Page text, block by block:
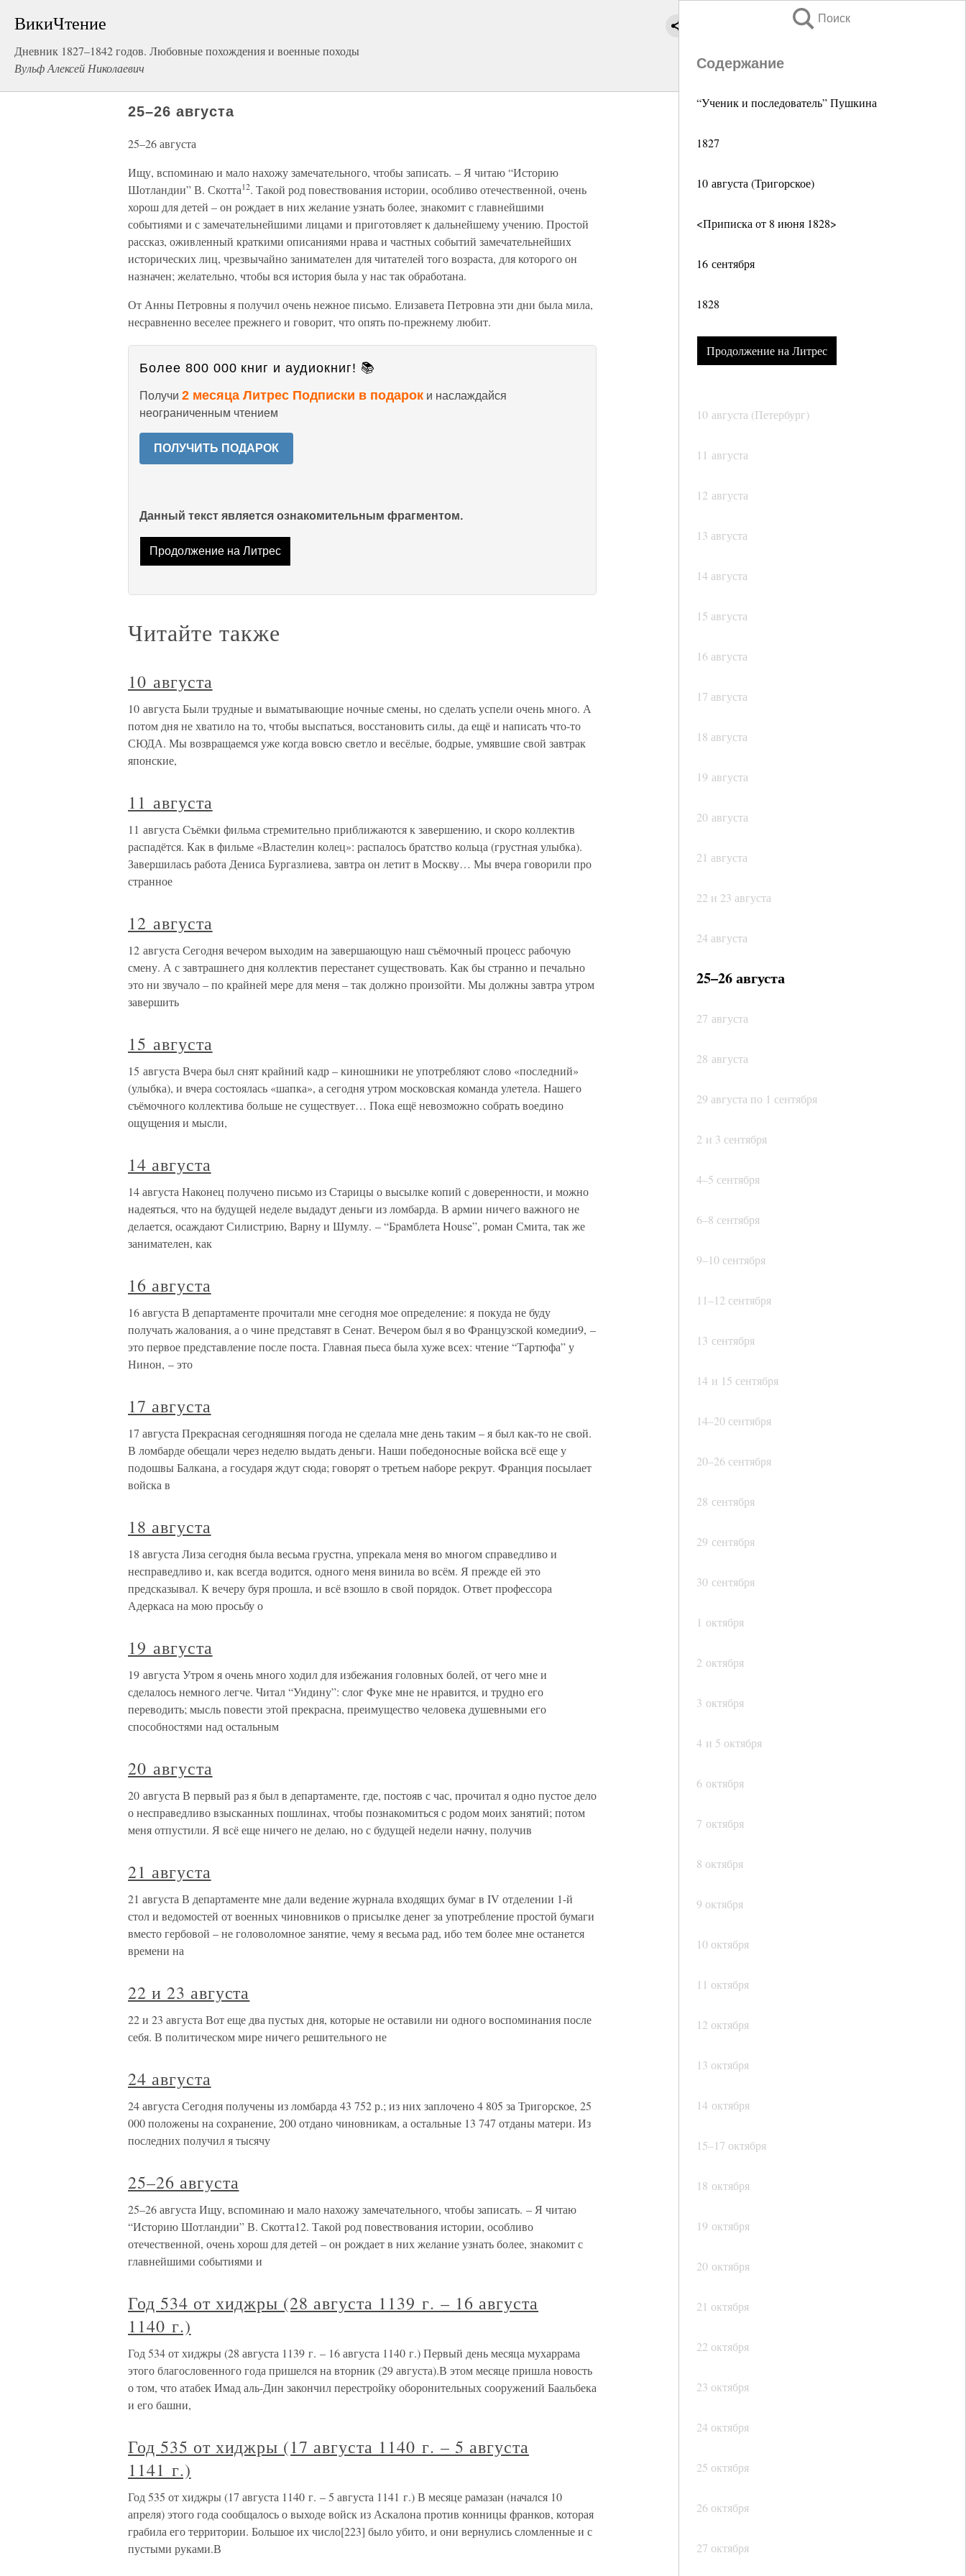
ВикиЧтение
Дневник 1827–1842 годов. Любовные похождения и военные походы
Вульф Алексей Николаевич
Поиск
Содержание
“Ученик и последователь” Пушкина
1827
10 августа (Тригорское)
<Приписка от 8 июня 1828>
16 сентября
1828
Продолжение на Литрес
10 августа (Петербург)
11 августа
12 августа
13 августа
14 августа
15 августа
16 августа
17 августа
18 августа
19 августа
20 августа
21 августа
22 и 23 августа
24 августа
25–26 августа
27 августа
28 августа
29 августа по 1 сентября
2 и 3 сентября
4–5 сентября
6–8 сентября
9–10 сентября
11–12 сентября
13 сентября
14 и 15 сентября
14–20 сентября
20–26 сентября
28 сентября
29 сентября
30 сентября
1 октября
2 октября
3 октября
4 и 5 октября
6 октября
7 октября
8 октября
9 октября
10 октября
11 октября
12 октября
13 октября
14 октября
15–17 октября
18 октября
19 октября
20 октября
21 октября
22 октября
23 октября
24 октября
25 октября
26 октября
27 октября
25–26 августа
25–26 августа
Ищу, вспоминаю и мало нахожу замечательного, чтобы записать. – Я читаю “Историю
Шотландии” В. Скотта12. Такой род повествования истории, особливо отечественной, очень
хорош для детей – он рождает в них желание узнать более, знакомит с главнейшими
событиями и с замечательнейшими лицами и приготовляет к дальнейшему учению. Простой
рассказ, оживленный краткими описаниями нрава и частных событий замечательнейших
исторических лиц, чрезвычайно занимателен для читателей того возраста, для которого он
назначен; желательно, чтобы вся история была у нас так обработана.
От Анны Петровны я получил очень нежное письмо. Елизавета Петровна эти дни была мила,
несравненно веселее прежнего и говорит, что опять по-прежнему любит.
Более 800 000 книг и аудиокниг! 📚
Получи 2 месяца Литрес Подписки в подарок и наслаждайся
неограниченным чтением
ПОЛУЧИТЬ ПОДАРОК
Данный текст является ознакомительным фрагментом.
Продолжение на Литрес
Читайте также
10 августа
10 августа Были трудные и выматывающие ночные смены, но сделать успели очень много. А
потом дня не хватило на то, чтобы выспаться, восстановить силы, да ещё и написать что-то
СЮДА. Мы возвращаемся уже когда вовсю светло и весёлые, бодрые, умявшие свой завтрак
японские,
11 августа
11 августа Съёмки фильма стремительно приближаются к завершению, и скоро коллектив
распадётся. Как в фильме «Властелин колец»: распалось братство кольца (грустная улыбка).
Завершилась работа Дениса Бургазлиева, завтра он летит в Москву… Мы вчера говорили про
странное
12 августа
12 августа Сегодня вечером выходим на завершающую наш съёмочный процесс рабочую
смену. А с завтрашнего дня коллектив перестанет существовать. Как бы странно и печально
это ни звучало – по крайней мере для меня – так должно произойти. Мы должны завтра утром
завершить
15 августа
15 августа Вчера был снят крайний кадр – киношники не употребляют слово «последний»
(улыбка), и вчера состоялась «шапка», а сегодня утром московская команда улетела. Нашего
съёмочного коллектива больше не существует… Пока ещё невозможно собрать воедино
ощущения и мысли,
14 августа
14 августа Наконец получено письмо из Старицы о высылке копий с доверенности, и можно
надеяться, что на будущей неделе выдадут деньги из ломбарда. В армии ничего важного не
делается, осаждают Силистрию, Варну и Шумлу. – “Брамблета House”, роман Смита, так же
занимателен, как
16 августа
16 августа В департаменте прочитали мне сегодня мое определение: я покуда не буду
получать жалования, а о чине представят в Сенат. Вечером был я во Французской комедии9, –
это первое представление после поста. Главная пьеса была хуже всех: чтение “Тартюфа” у
Нинон, – это
17 августа
17 августа Прекрасная сегодняшняя погода не сделала мне день таким – я был как-то не свой.
В ломбарде обещали через неделю выдать деньги. Наши победоносные войска всё еще у
подошвы Балкана, а государя ждут сюда; говорят о третьем наборе рекрут. Франция посылает
войска в
18 августа
18 августа Лиза сегодня была весьма грустна, упрекала меня во многом справедливо и
несправедливо и, как всегда водится, одного меня винила во всём. Я прежде ей это
предсказывал. К вечеру буря прошла, и всё взошло в свой порядок. Ответ профессора
Адеркаса на мою просьбу о
19 августа
19 августа Утром я очень много ходил для избежания головных болей, от чего мне и
сделалось немного легче. Читал “Ундину”: слог Фуке мне не нравится, и трудно его
переводить; мысль повести этой прекрасна, преимущество человека душевными его
способностями над остальным
20 августа
20 августа В первый раз я был в департаменте, где, постояв с час, прочитал я одно пустое дело
о несправедливо взысканных пошлинах, чтобы познакомиться с родом моих занятий; потом
меня отпустили. Я всё еще ничего не делаю, но с будущей недели начну, получив
21 августа
21 августа В департаменте мне дали ведение журнала входящих бумаг в IV отделении 1-й
стол и ведомостей от военных чиновников о присылке денег за употребление простой бумаги
вместо гербовой – не головоломное занятие, чему я весьма рад, ибо тем более мне останется
времени на
22 и 23 августа
22 и 23 августа Вот еще два пустых дня, которые не оставили ни одного воспоминания после
себя. В политическом мире ничего решительного не
24 августа
24 августа Сегодня получены из ломбарда 43 752 р.; из них заплочено 4 805 за Тригорское, 25
000 положены на сохранение, 200 отдано чиновникам, а остальные 13 747 отданы матери. Из
последних получил я тысячу
25–26 августа
25–26 августа Ищу, вспоминаю и мало нахожу замечательного, чтобы записать. – Я читаю
“Историю Шотландии” В. Скотта12. Такой род повествования истории, особливо
отечественной, очень хорош для детей – он рождает в них желание узнать более, знакомит с
главнейшими событиями и
Год 534 от хиджры (28 августа 1139 г. – 16 августа
1140 г.)
Год 534 от хиджры (28 августа 1139 г. – 16 августа 1140 г.) Первый день месяца мухаррама
этого благословенного года пришелся на вторник (29 августа).В этом месяце пришла новость
о том, что атабек Имад аль-Дин закончил перестройку оборонительных сооружений Баальбека
и его башни,
Год 535 от хиджры (17 августа 1140 г. – 5 августа
1141 г.)
Год 535 от хиджры (17 августа 1140 г. – 5 августа 1141 г.) В месяце рамазан (начался 10
апреля) этого года сообщалось о выходе войск из Аскалона против конницы франков, которая
грабила его территории. Большое их число[223] было убито, и они вернулись сломленные и с
пустыми руками.В